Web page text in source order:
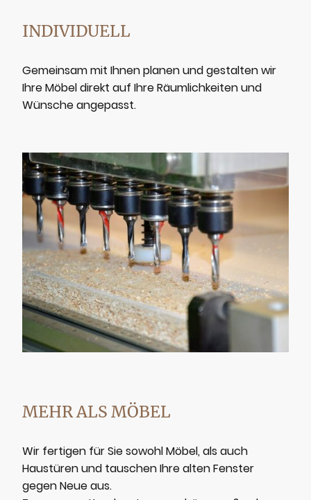
INDIVIDUELL
Gemeinsam mit Ihnen planen und gestalten wir
Ihre Möbel direkt auf Ihre Räumlichkeiten und
Wünsche angepasst.
MEHR ALS MÖBEL
Wir fertigen für Sie sowohl Möbel, als auch
Haustüren und tauschen Ihre alten Fenster
gegen Neue aus.